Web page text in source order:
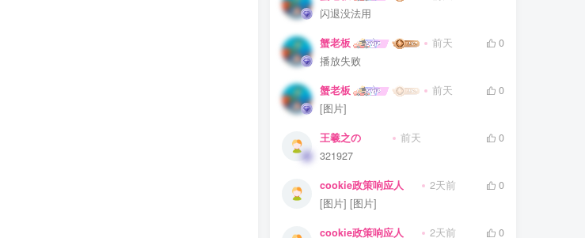
闪退没法用
蟹老板 前天
0
播放失败
蟹老板 前天
0
[图片]
王羲之の
0
321927
cookie政策响应人 2天前
0
[图片] [图片]
cookie政策响应人 2天前 0